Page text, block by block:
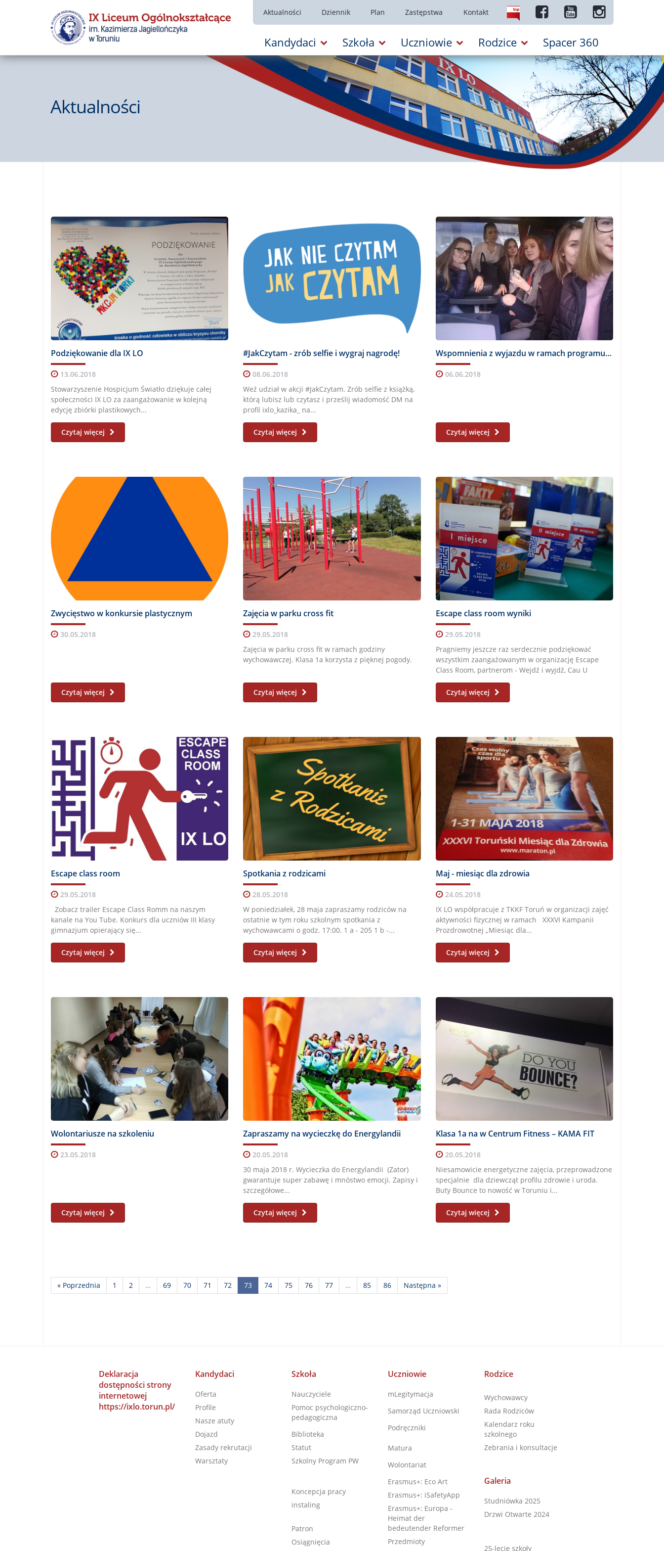
Aktualności Dziennik Plan Zastępstwa Kontakt
Kandydaci Szkoła Uczniowie Rodzice Spacer 360
Aktualności
Podziękowanie dla IX LO
13.06.2018
Stowarzyszenie Hospicjum Światło dziękuje całej
społeczności IX LO za zaangażowanie w kolejną
edycję zbiórki plastikowych...
Czytaj więcej
#JakCzytam - zrób selfie i wygraj nagrodę!
08.06.2018
Weź udział w akcji #JakCzytam. Zrób selfie z książką,
którą lubisz lub czytasz i prześlij wiadomość DM na
profil ixlo_kazika_ na...
Czytaj więcej
Wspomnienia z wyjazdu w ramach programu Erasmus+
06.06.2018
Czytaj więcej
Zwycięstwo w konkursie plastycznym
30.05.2018
Czytaj więcej
Zajęcia w parku cross fit
29.05.2018
Zajęcia w parku cross fit w ramach godziny
wychowawczej. Klasa 1a korzysta z pięknej pogody.
Czytaj więcej
Escape class room wyniki
29.05.2018
Pragniemy jeszcze raz serdecznie podziękować
wszystkim zaangażowanym w organizację Escape
Class Room, partnerom - Wejdź i wyjdź, Cau U
Escape,...
Czytaj więcej
Escape class room
29.05.2018
Zobacz trailer Escape Class Romm na naszym
kanale na You Tube. Konkurs dla uczniów III klasy
gimnazjum opierający się...
Czytaj więcej
Spotkania z rodzicami
28.05.2018
W poniedziałek, 28 maja zapraszamy rodziców na
ostatnie w tym roku szkolnym spotkania z
wychowawcami o godz. 17:00. 1 a - 205 1 b -...
Czytaj więcej
Maj - miesiąc dla zdrowia
24.05.2018
IX LO współpracuje z TKKF Toruń w organizacji zajęć
aktywności fizycznej w ramach XXXVI Kampanii
Prozdrowotnej „Miesiąc dla...
Czytaj więcej
Wolontariusze na szkoleniu
23.05.2018
Czytaj więcej
Zapraszamy na wycieczkę do Energylandii
20.05.2018
30 maja 2018 r. Wycieczka do Energylandii (Zator)
gwarantuje super zabawę i mnóstwo emocji. Zapisy i
szczegółowe...
Czytaj więcej
Klasa 1a na w Centrum Fitness – KAMA FIT
20.05.2018
Niesamowicie energetyczne zajęcia, przeprowadzone
specjalnie dla dziewcząt profilu zdrowie i uroda.
Buty Bounce to nowość w Toruniu i...
Czytaj więcej
« Poprzednia 1 2 … 69 70 71 72 73 74 75 76 77 … 85 86 Następna »
Deklaracja
dostępności strony
internetowej
https://ixlo.torun.pl/
Kandydaci
Oferta
Profile
Nasze atuty
Dojazd
Zasady rekrutacji
Warsztaty
Szkoła
Nauczyciele
Pomoc psychologiczno-
pedagogiczna
Biblioteka
Statut
Szkolny Program PW
Koncepcja pracy
instaling
Patron
Osiągnięcia
Uczniowie
mLegitymacja
Samorząd Uczniowski
Podręczniki
Matura
Wolontariat
Erasmus+: Eco Art
Erasmus+: iSafetyApp
Erasmus+: Europa -
Heimat der
bedeutender Reformer
Przedmioty
Rodzice
Wychowawcy
Rada Rodziców
Kalendarz roku
szkolnego
Zebrania i konsultacje
Galeria
Studniówka 2025
Drzwi Otwarte 2024
25-lecie szkoły